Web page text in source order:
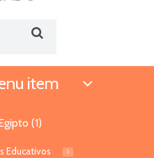
item
(1)
Educativos